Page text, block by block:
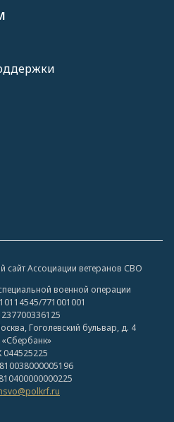
Ассоциации ветеранов СВО
военной операции
771001001
Гоголевский бульвар, д. 4